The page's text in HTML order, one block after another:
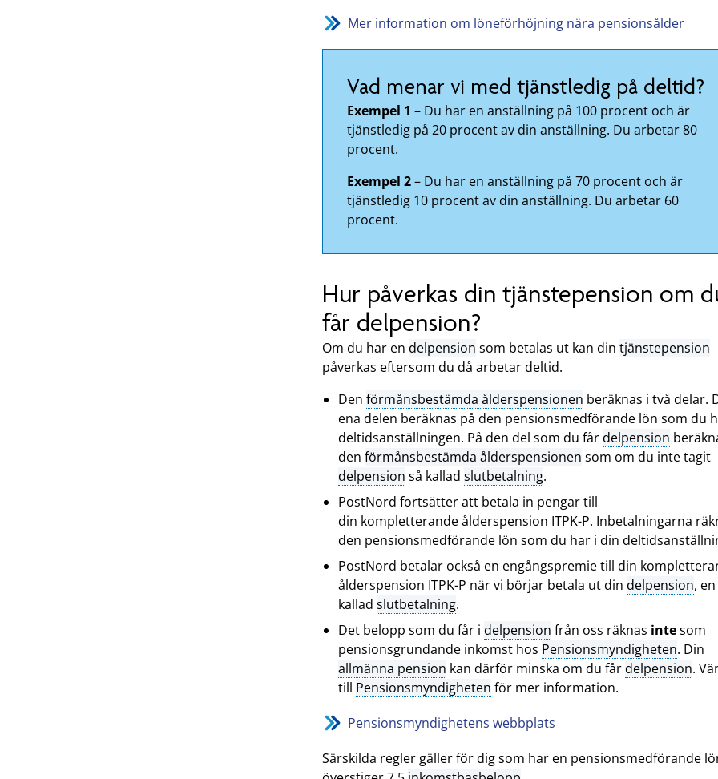
Mer information om löneförhöjning nära pensionsålder
Vad menar vi med tjänstledig på deltid?
Exempel 1 – Du har en anställning på 100 procent och är
tjänstledig på 20 procent av din anställning. Du arbetar 80
procent.
Exempel 2– Du har en anställning på 70 procent och är
tjänstledig 10 procent av din anställning. Du arbetar 60
procent.
Hur påverkas din tjänstepension om
får delpension?
Om du har en delpension som betalas ut kan din tjänstepension
påverkas eftersom du då arbetar deltid.
Den förmånsbestämda ålderspensionen beräknas i två delar.
ena delen beräknas på den pensionsmedförande lön som du
deltidsanställningen. På den del som du fårdelpension
den förmånsbestämda ålderspensionen som om du inte tagit
delpension så kallad slutbetalning.
PostNord fortsätter att betala in pengar till
din kompletterande ålderspension ITPK-P. Inbetalningarna
den pensionsmedförande lön som du har i din
PostNord betalar också en engångspremie till din
ålderspension ITPK-P när vi börjar betala ut din delpension,
kallad slutbetalning.
Det belopp som du får i delpension från oss räknas intesom
pensionsgrundande inkomst hos Pensionsmyndigheten. Din
allmänna pension kan därför minska om du fårdelpension.
till Pensionsmyndigheten för mer information.
Pensionsmyndighetens webbplats
Särskilda regler gäller för dig som har en pensionsmedförande